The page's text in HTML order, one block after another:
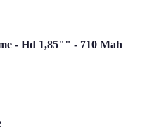
- Hd 1,85"" - 710 Mah